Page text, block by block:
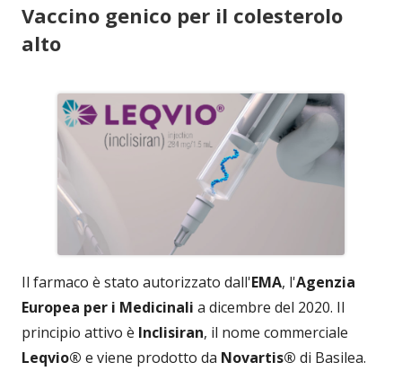
Vaccino genico per il colesterolo
alto
Il farmaco è stato autorizzato dall'EMA, l'Agenzia
Europea per i Medicinali a dicembre del 2020. Il
principio attivo è Inclisiran, il nome commerciale
Leqvio® e viene prodotto da Novartis® di Basilea.